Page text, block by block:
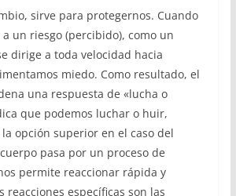
sirve para protegernos. Cuando
a un riesgo (percibido), como un
dirige a toda velocidad hacia
miedo. Como resultado, el
una respuesta de «lucha o
que podemos luchar o huir,
opción superior en el caso del
pasa por un proceso de
permite reaccionar rápida y
reacciones específicas son las